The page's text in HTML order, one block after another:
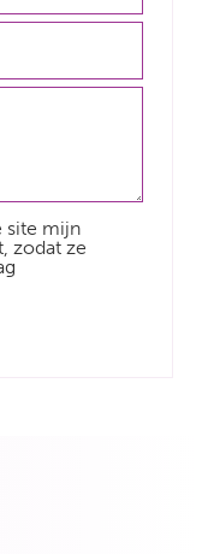
site mijn
zodat ze